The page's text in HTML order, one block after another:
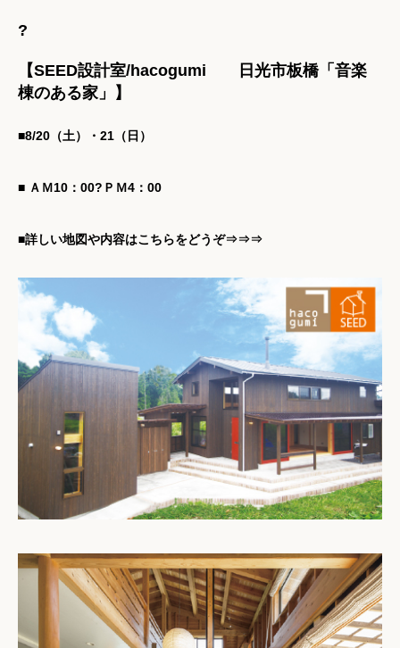
?
【SEED設計室/hacogumi 日光市板橋「音楽
棟のある家」】
■8/20（土）・21（日）
■ ＡＭ10：00?ＰＭ4：00
■詳しい地図や内容はこちらをどうぞ⇒⇒⇒